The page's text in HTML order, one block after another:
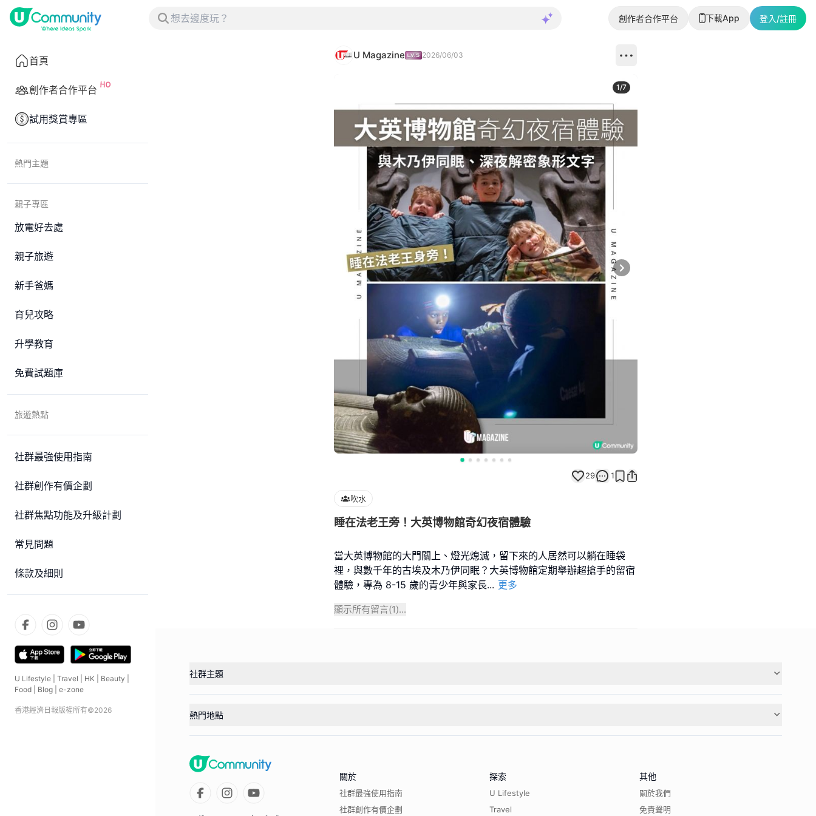
創作者合作平台 下載App 登入/註冊
首頁
創作者合作平台
試用獎賞專區
熱門主題
親子專區
放電好去處
親子旅遊
新手爸媽
育兒攻略
升學教育
免費試題庫
旅遊熱點
社群最強使用指南
社群創作有價企劃
社群焦點功能及升級計劃
常見問題
條款及細則
U Lifestyle Travel HK Beauty
Food
Blog e-zone
香港經濟日報版權所有©2026
U Magazine 2026/06/03
Next slide
1/7
29 1
吹水
睡在法老王旁！大英博物館奇幻夜宿體驗
當大英博物館的大門關上、燈光熄滅，留下來的人居然可以躺在睡袋
裡，與數千年的古埃及木乃伊同眠？大英博物館定期舉辦超搶手的留宿
體驗，專為 8-15 歲的青少年與家長... 更多
顯示所有留言(1)...
社群主題
熱門地點
關於
社群最強使用指南
社群創作有價企劃
探索
U Lifestyle
Travel
其他
關於我們
免責聲明